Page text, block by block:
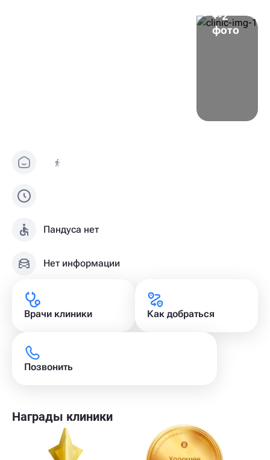
+-2
фото
Пандуса нет
Нет информации
Врачи клиники Как добраться
Позвонить
Награды клиники